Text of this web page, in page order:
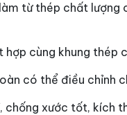
từ thép chất lượng
cùng khung
có thể điều chỉnh
xước tốt, kích